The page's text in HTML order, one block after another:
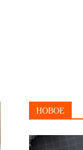
НОВОЕ